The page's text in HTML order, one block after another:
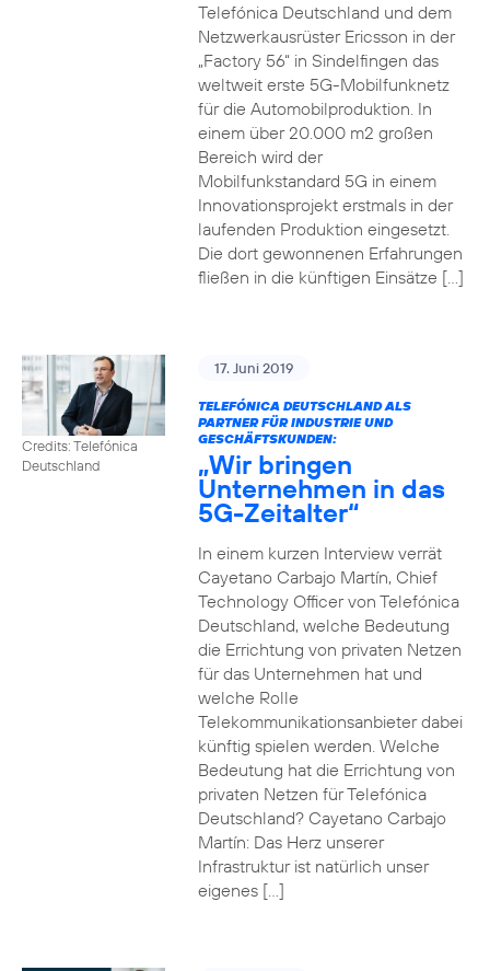
Telefónica Deutschland und dem
Netzwerkausrüster Ericsson in der
„Factory 56“ in Sindelfingen das
weltweit erste 5G-Mobilfunknetz
für die Automobilproduktion. In
einem über 20.000 m2 großen
Bereich wird der
Mobilfunkstandard 5G in einem
Innovationsprojekt erstmals in der
laufenden Produktion eingesetzt.
Die dort gewonnenen Erfahrungen
fließen in die künftigen Einsätze […]
Credits: Telefónica
Deutschland
17. Juni 2019
TELEFÓNICA DEUTSCHLAND ALS
PARTNER FÜR INDUSTRIE UND
GESCHÄFTSKUNDEN:
„Wir bringen
Unternehmen in das
5G-Zeitalter“
In einem kurzen Interview verrät
Cayetano Carbajo Martín, Chief
Technology Officer von Telefónica
Deutschland, welche Bedeutung
die Errichtung von privaten Netzen
für das Unternehmen hat und
welche Rolle
Telekommunikationsanbieter dabei
künftig spielen werden. Welche
Bedeutung hat die Errichtung von
privaten Netzen für Telefónica
Deutschland? Cayetano Carbajo
Martín: Das Herz unserer
Infrastruktur ist natürlich unser
eigenes […]